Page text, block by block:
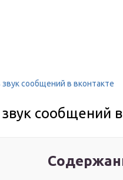
сообщений в вконтакте
сообщений